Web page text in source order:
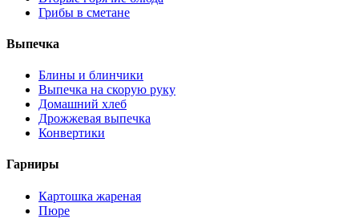
Грибы в сметане
Выпечка
Блины и блинчики
Выпечка на скорую руку
Домашний хлеб
Дрожжевая выпечка
Конвертики
Гарниры
Картошка жареная
Пюре